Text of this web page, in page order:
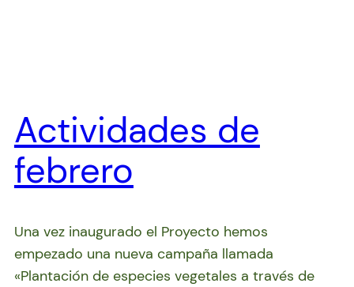
Actividades de
febrero
Una vez inaugurado el Proyecto hemos
empezado una nueva campaña llamada
«Plantación de especies vegetales a través de